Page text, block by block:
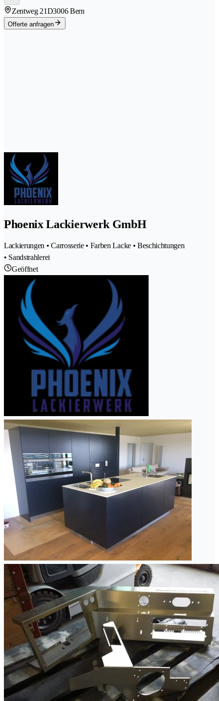
Zentweg 21D3006 Bern
Offerte anfragen
Phoenix Lackierwerk GmbH
Lackierungen • Carrosserie • Farben Lacke • Beschichtungen
• Sandstrahlerei
Geöffnet